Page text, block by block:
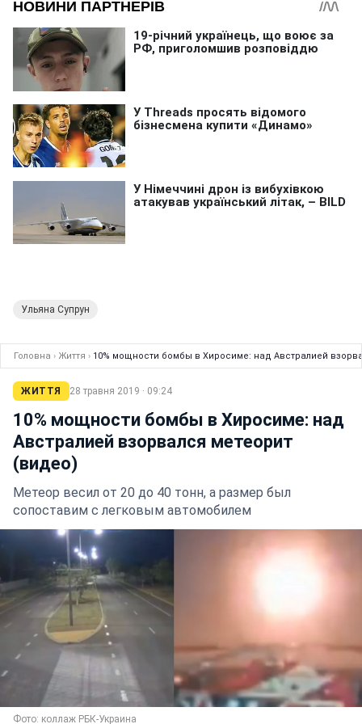
Ульяна Супрун
Головна › Життя › 10% мощности бомбы в Хиросиме: над Австралией
ЖИТТЯ 28 травня 2019 · 09:24
10% мощности бомбы в Хиросиме: над
Австралией взорвался метеорит
(видео)
Метеор весил от 20 до 40 тонн, а размер был
сопоставим с легковым автомобилем
Фото: коллаж РБК-Украина